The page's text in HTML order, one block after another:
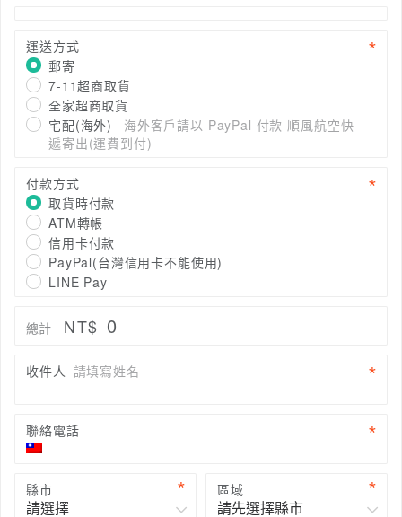
運送方式
郵寄
7-11超商取貨
全家超商取貨
宅配(海外)
海外客戶請以 PayPal 付款 順風航空快
遞寄出(運費到付)
付款方式
取貨時付款
ATM轉帳
信用卡付款
PayPal(台灣信用卡不能使用)
LINE Pay
總計 NT$ 0
收件人 請填寫姓名
聯絡電話
縣市 區域